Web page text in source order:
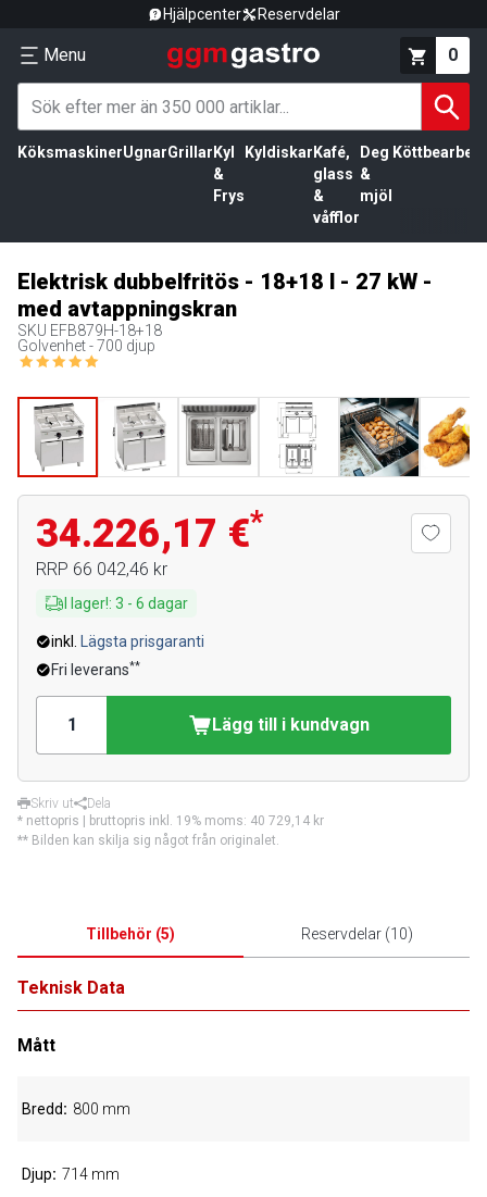
Hjälpcenter Reservdelar
Menu 0
KöksmaskinerUgnarGrillar Kyl
&
Frys
Kyldiskar Kafé,
glass
&
våfflor
Deg
&
mjöl
Elektrisk dubbelfritös - 18+18 l - 27 kW -
med avtappningskran
SKU EFB879H-18+18
Golvenhet - 700 djup
34.226,17 €*
RRP 66 042,46 kr
I lager!: 3 - 6 dagar
inkl.
Lägsta prisgaranti
Fri leverans**
Lägg till i kundvagn
Skriv ut
Dela
* nettopris | bruttopris inkl. 19% moms: 40 729,14 kr
** Bilden kan skilja sig något från originalet.
Tillbehör (5) Reservdelar(10)
Teknisk Data
Mått
Bredd 800 mm
Djup 714 mm